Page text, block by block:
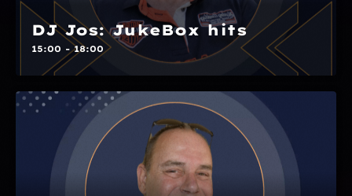
DJ Jos: JukeBox hits
15:00 - 18:00